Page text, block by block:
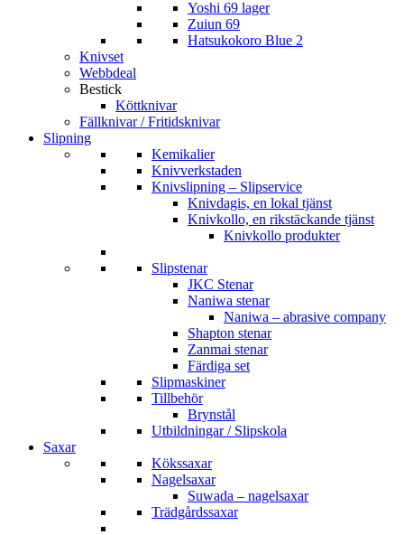
Yoshi 69 lager
Zuiun 69
Hatsukokoro Blue 2
Knivset
Webbdeal
Bestick
Köttknivar
Fällknivar / Fritidsknivar
Slipning
Kemikalier
Knivverkstaden
Knivslipning – Slipservice
Knivdagis, en lokal tjänst
Knivkollo, en rikstäckande tjänst
Knivkollo produkter
Slipstenar
JKC Stenar
Naniwa stenar
Naniwa – abrasive company
Shapton stenar
Zanmai stenar
Färdiga set
Slipmaskiner
Tillbehör
Brynstål
Utbildningar / Slipskola
Saxar
Kökssaxar
Nagelsaxar
Suwada – nagelsaxar
Trädgårdssaxar